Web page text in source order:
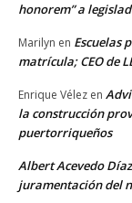
honorem” a
Marilyn en Escuelas
matrícula; CEO de
Enrique Vélez en
la construcción
puertorriqueños
Albert Acevedo
juramentación del